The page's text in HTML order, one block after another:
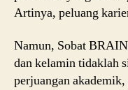
Artinya, peluang
Namun, Sobat
dan kelamin tidaklah
perjuangan